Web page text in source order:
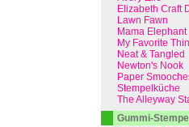
Elizabeth Craft
Lawn Fawn
Mama Elephant
My Favorite
Neat & Tangled
Newton's Nook
Paper
Stempelküche
The Alleyway
Gummi-Stempel